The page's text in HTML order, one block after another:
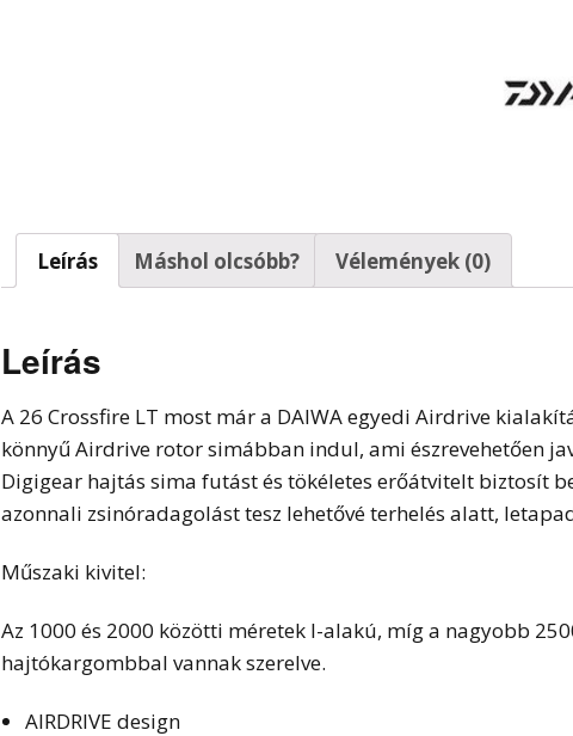
Leírás Máshol olcsóbb? Vélemények (0)
Leírás
A 26 Crossfire LT most már a DAIWA egyedi Airdrive
könnyű Airdrive rotor simábban indul, ami észrevehetően
Digigear hajtás sima futást és tökéletes erőátvitelt biztosít
azonnali zsinóradagolást tesz lehetővé terhelés alatt,
Műszaki kivitel:
Az 1000 és 2000 közötti méretek I-alakú, míg a nagyobb
hajtókargombbal vannak szerelve.
AIRDRIVE design